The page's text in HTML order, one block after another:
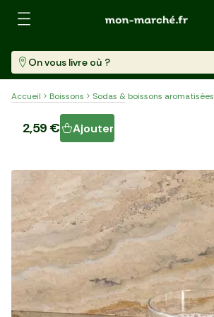
Recherche
On vous livre où ?
Accueil Boissons Sodas & boissons aromatisées
La Limonade BIO
2,59 € Ajouter